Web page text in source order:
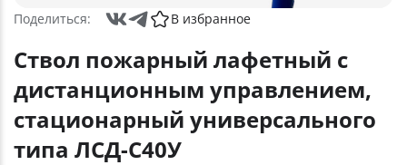
Поделиться: В избранное
Ствол пожарный лафетный с
дистанционным управлением,
стационарный универсального
типа ЛСД-С40У